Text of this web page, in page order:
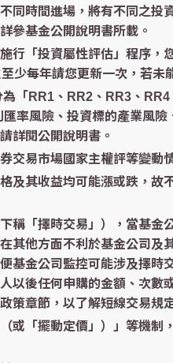
同時間進場，將有不同之投
參基金公開說明書所載。
行「投資屬性評估」程序
每年請您更新一次，若未
「RR1、RR2、RR3、
率風險、投資標的產業風險
詳閱公開說明書。
交易市場國家主權評等變動
及其收益均可能漲或跌，故
稱「擇時交易」），當基金
其他方面不利於基金公司及
基金公司監控可能涉及擇時
以後任何申購的金額、次數
策章節，以了解短線交易規
或「擺動定價」）」等機制